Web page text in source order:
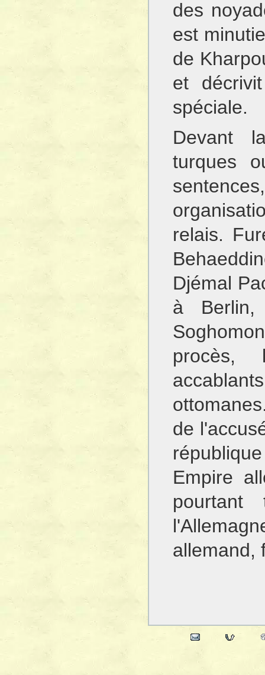
des
est
de
et
spéciale.
Devant
turques
relais.
Djémal
à
procès,
de
Empire
allemand,